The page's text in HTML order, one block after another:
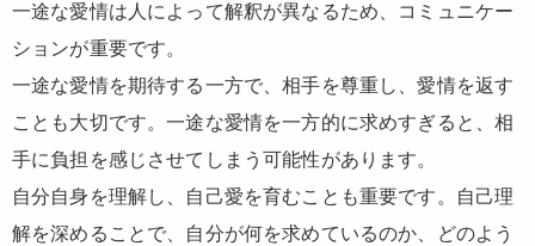
一途な愛情は人によって解釈が異なるため、コミュニケー
ションが重要です。
一途な愛情を期待する一方で、相手を尊重し、愛情を返す
ことも大切です。一途な愛情を一方的に求めすぎると、相
手に負担を感じさせてしまう可能性があります。
自分自身を理解し、自己愛を育むことも重要です。自己理
解を深めることで、自分が何を求めているのか、どのよう